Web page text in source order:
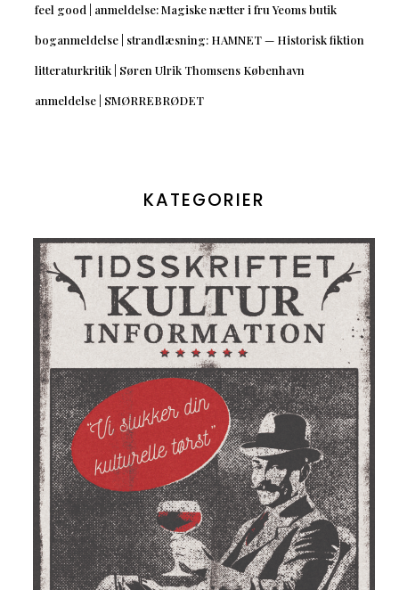
feel good | anmeldelse: Magiske nætter i fru Yeoms butik
boganmeldelse | strandlæsning: HAMNET — Historisk fiktion
litteraturkritik | Søren Ulrik Thomsens København
anmeldelse | SMØRREBRØDET
KATEGORIER